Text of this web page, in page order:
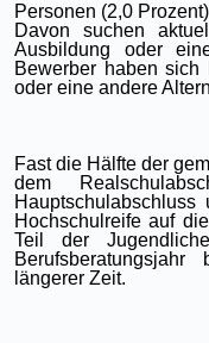
Personen (2,0
Davon suchen
Ausbildung oder
Bewerber haben sich
oder eine andere
Fast die Hälfte der
dem
Hochschulreife auf
Teil der
längerer Zeit.